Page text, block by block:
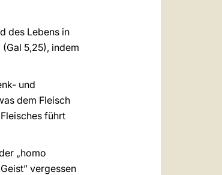
des Lebens in
5,25), indem
und
dem Fleisch
führt
„homo
vergessen